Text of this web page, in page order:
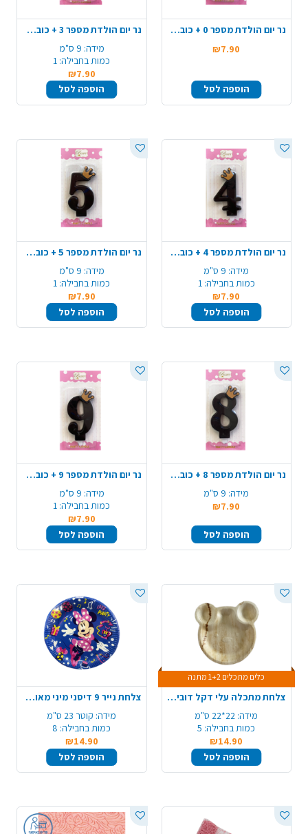
נר יום הולדת מספר 0 + כובע כתר - שחור מט
₪7.90
הוספה לסל
נר יום הולדת מספר 3 + כובע כתר - שחור מט
מידה: 9 ס"מ
כמות בחבילה: 1
₪7.90
הוספה לסל
נר יום הולדת מספר 4 + כובע כתר - שחור מט
מידה: 9 ס"מ
כמות בחבילה: 1
₪7.90
הוספה לסל
נר יום הולדת מספר 5 + כובע כתר - שחור מט
מידה: 9 ס"מ
כמות בחבילה: 1
₪7.90
הוספה לסל
נר יום הולדת מספר 8 + כובע כתר - שחור מט
מידה: 9 ס"מ
₪7.90
הוספה לסל
נר יום הולדת מספר 9 + כובע כתר - שחור מט
מידה: 9 ס"מ
כמות בחבילה: 1
₪7.90
הוספה לסל
כלים מתכלים 1+2 מתנה
צלחת מתכלה עלי דקל דובי 5 יח'
מידה: 22*22 ס"מ
כמות בחבילה: 5
₪14.90
הוספה לסל
צלחת נייר 9 דיסני מיני מאוס - כחול
מידה: קוטר 23 ס"מ
כמות בחבילה: 8
₪14.90
הוספה לסל